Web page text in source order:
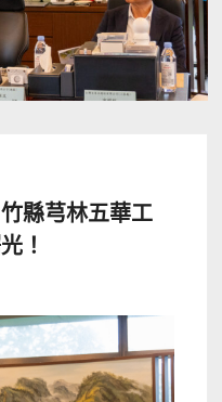
縣芎林五華工
！